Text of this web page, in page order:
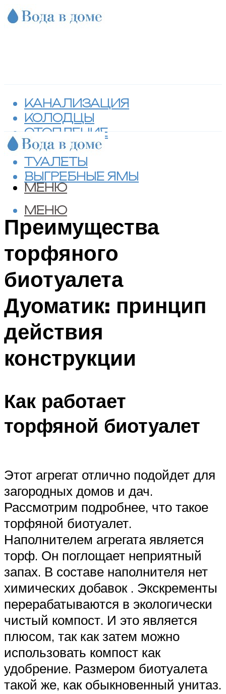
КАНАЛИЗАЦИЯ
КОЛОДЦЫ
ОТОПЛЕНИЕ
СЕПТИКИ
ТУАЛЕТЫ
ВЫГРЕБНЫЕ ЯМЫ
МЕНЮ
МЕНЮ
Преимущества
торфяного
биотуалета
Дуоматик: принцип
действия
конструкции
Как работает
торфяной биотуалет
Этот агрегат отлично подойдет для
загородных домов и дач.
Рассмотрим подробнее, что такое
торфяной биотуалет.
Наполнителем агрегата является
торф. Он поглощает неприятный
запах. В составе наполнителя нет
химических добавок . Экскременты
перерабатываются в экологически
чистый компост. И это является
плюсом, так как затем можно
использовать компост как
удобрение. Размером биотуалета
такой же, как обыкновенный унитаз.